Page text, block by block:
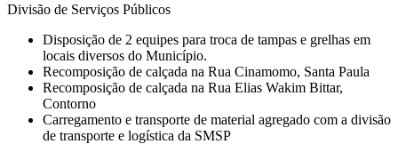
Divisão de Serviços Públicos
Disposição de 2 equipes para troca de tampas e grelhas em
locais diversos do Município.
Recomposição de calçada na Rua Cinamomo, Santa Paula
Recomposição de calçada na Rua Elias Wakim Bittar,
Contorno
Carregamento e transporte de material agregado com a divisão
de transporte e logística da SMSP